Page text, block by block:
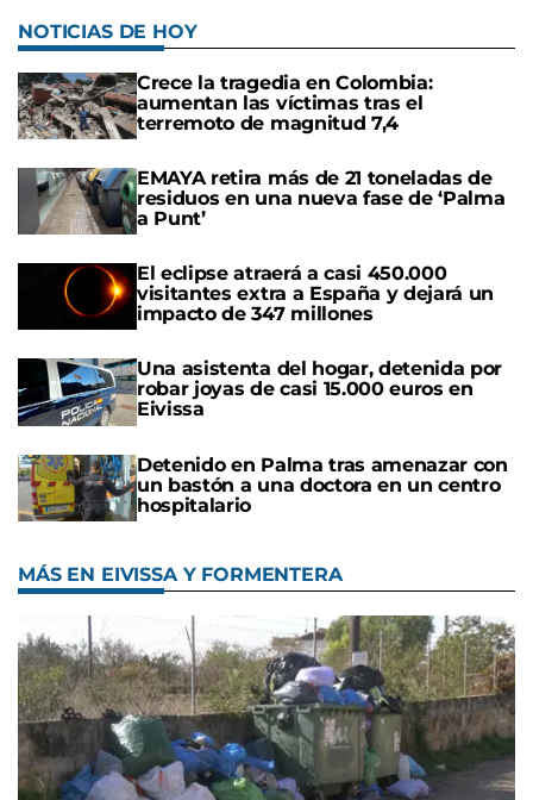
NOTICIAS DE HOY
Crece la tragedia en Colombia:
aumentan las víctimas tras el
terremoto de magnitud 7,4
EMAYA retira más de 21 toneladas de
residuos en una nueva fase de ‘Palma
a Punt’
El eclipse atraerá a casi 450.000
visitantes extra a España y dejará un
impacto de 347 millones
Una asistenta del hogar, detenida por
robar joyas de casi 15.000 euros en
Eivissa
Detenido en Palma tras amenazar con
un bastón a una doctora en un centro
hospitalario
MÁS EN EIVISSA Y FORMENTERA